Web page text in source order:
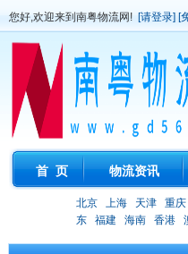
您好,欢迎来到南粤物流网! [请登录] [
首 页 物流资讯
北京 上海 天津 重庆
东
福建 海南 香港